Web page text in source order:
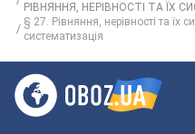
РІВНЯННЯ, НЕРІВНОСТІ ТА ЇХ
§ 27. Рівняння, нерівності та їх
систематизація